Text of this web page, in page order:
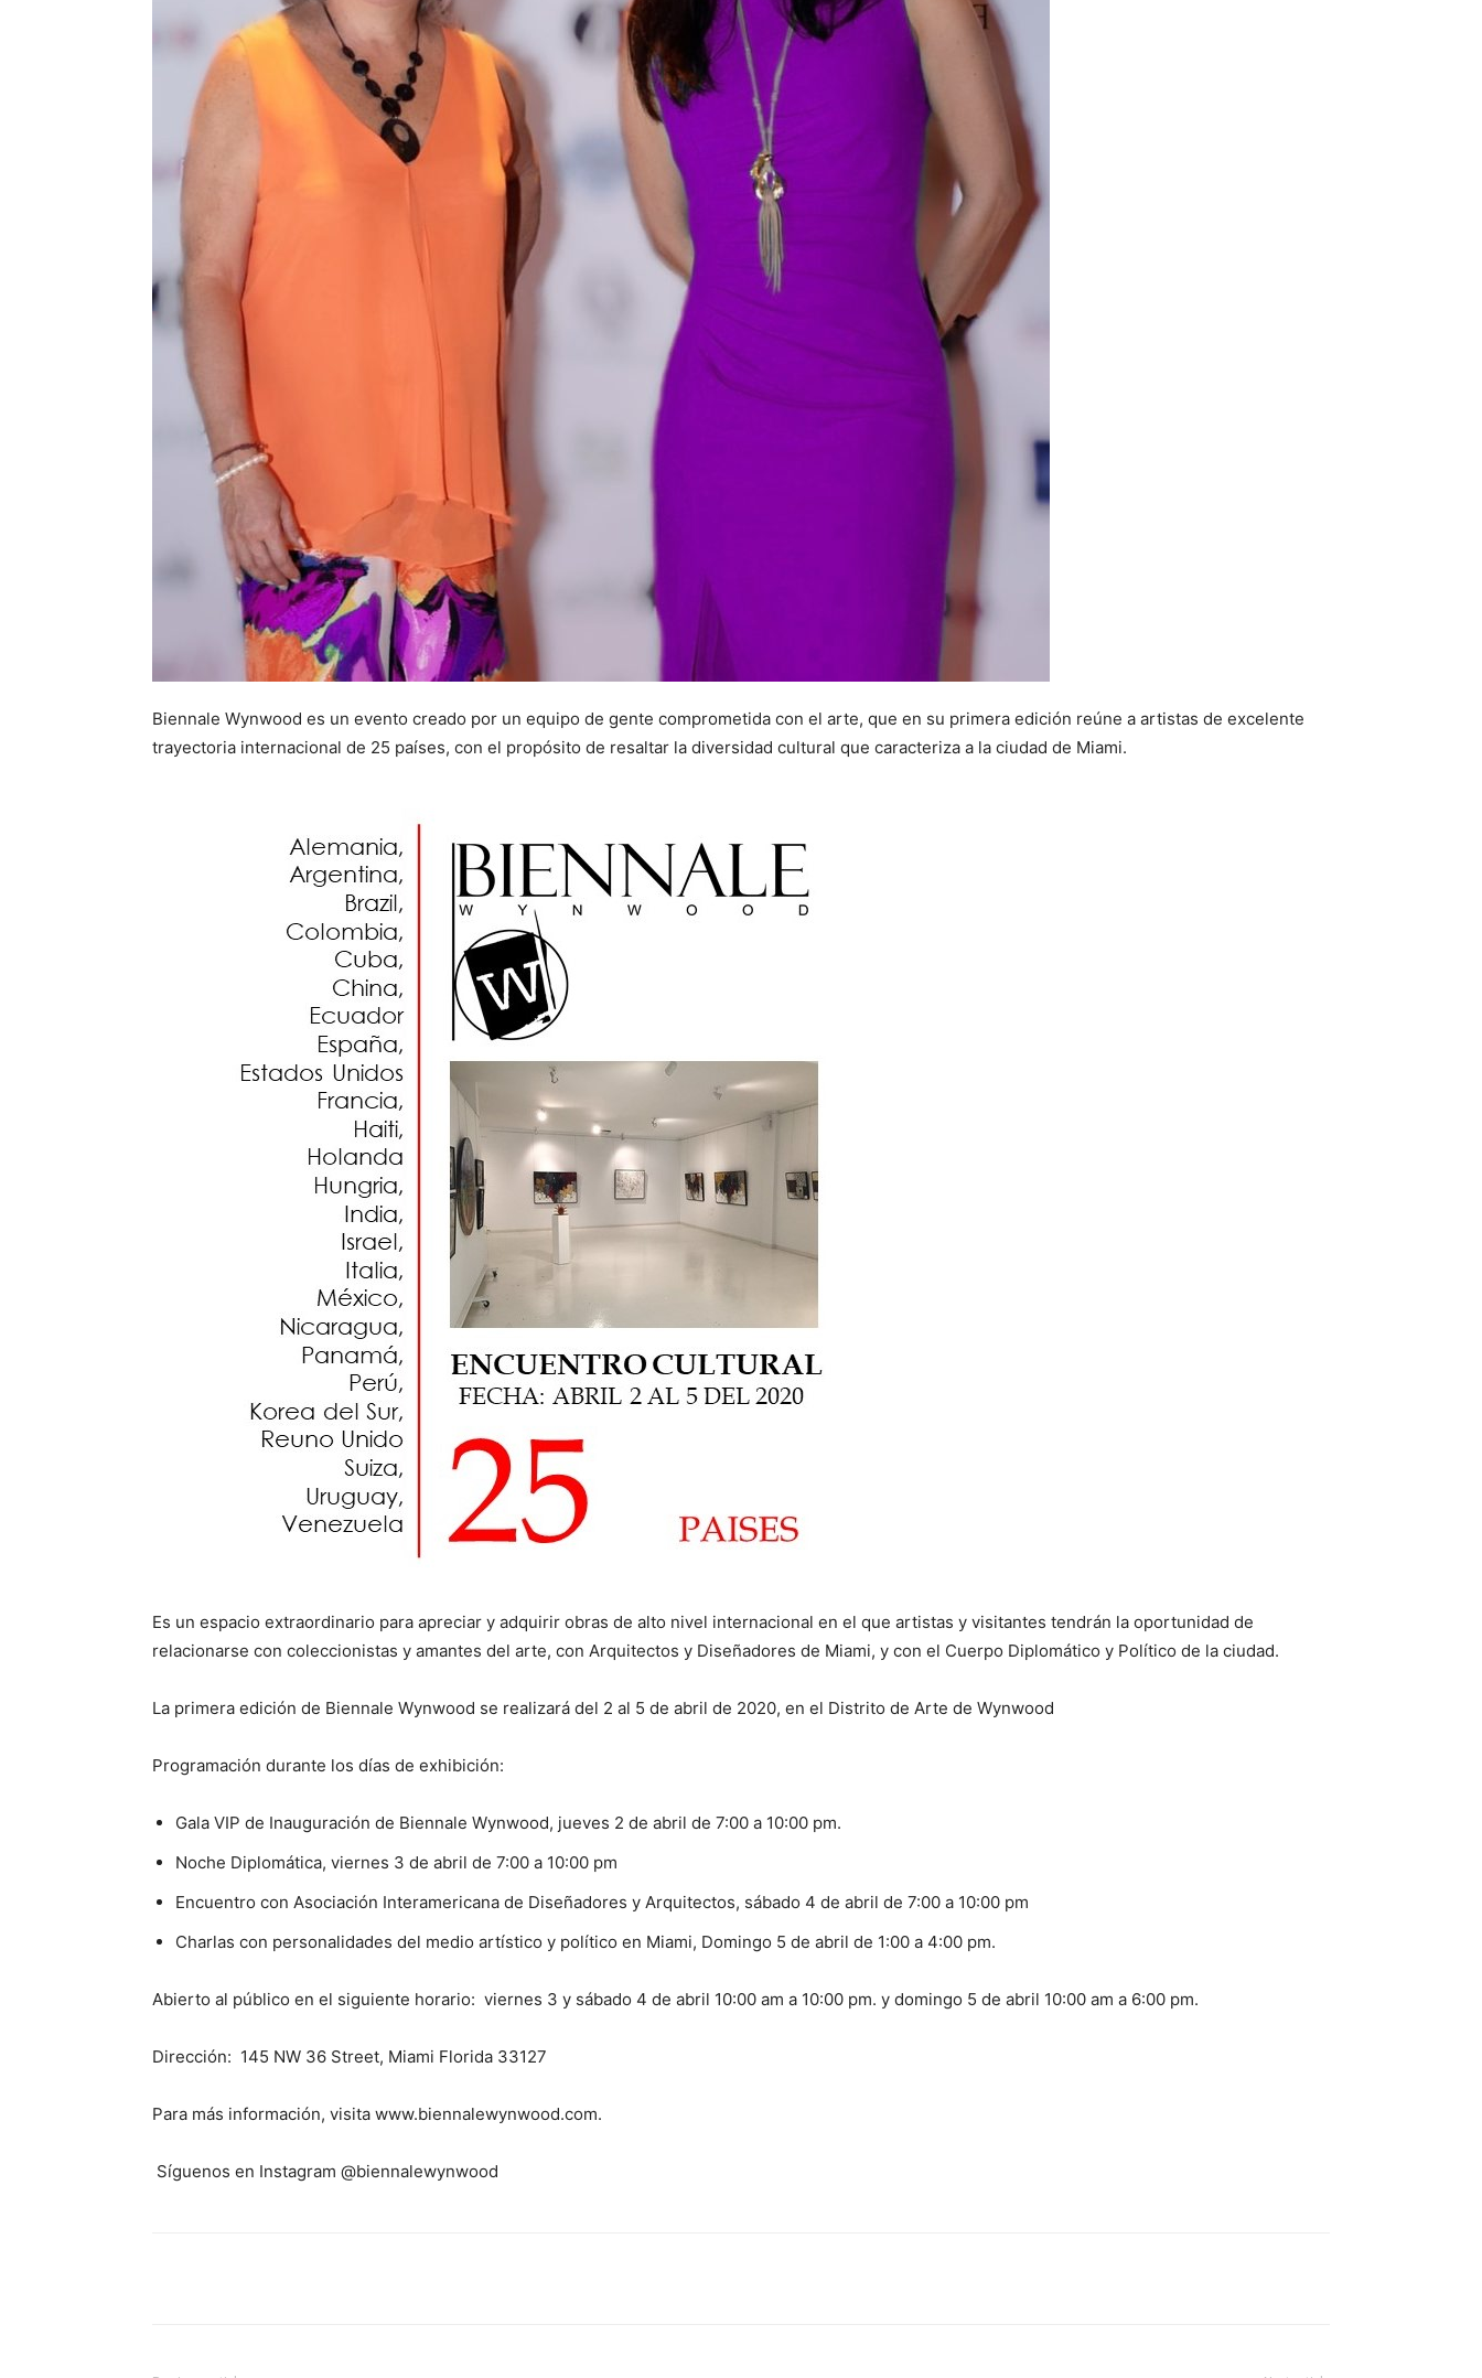
Biennale Wynwood es un evento creado por un equipo de gente comprometida con el arte, que en su primera edición reúne a artistas de excelente
trayectoria internacional de 25 países, con el propósito de resaltar la diversidad cultural que caracteriza a la ciudad de Miami.
Es un espacio extraordinario para apreciar y adquirir obras de alto nivel internacional en el que artistas y visitantes tendrán la oportunidad de
relacionarse con coleccionistas y amantes del arte, con Arquitectos y Diseñadores de Miami, y con el Cuerpo Diplomático y Político de la ciudad.
La primera edición de Biennale Wynwood se realizará del 2 al 5 de abril de 2020, en el Distrito de Arte de Wynwood
Programación durante los días de exhibición:
Gala VIP de Inauguración de Biennale Wynwood, jueves 2 de abril de 7:00 a 10:00 pm.
Noche Diplomática, viernes 3 de abril de 7:00 a 10:00 pm
Encuentro con Asociación Interamericana de Diseñadores y Arquitectos, sábado 4 de abril de 7:00 a 10:00 pm
Charlas con personalidades del medio artístico y político en Miami, Domingo 5 de abril de 1:00 a 4:00 pm.
Abierto al público en el siguiente horario: viernes 3 y sábado 4 de abril 10:00 am a 10:00 pm. y domingo 5 de abril 10:00 am a 6:00 pm.
Dirección: 145 NW 36 Street, Miami Florida 33127
Para más información, visita www.biennalewynwood.com.
Síguenos en Instagram @biennalewynwood